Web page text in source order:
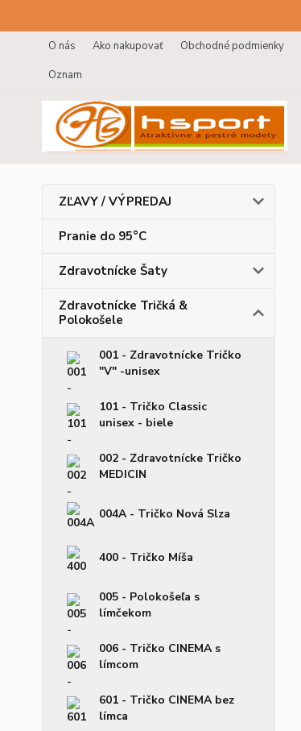
O nás Ako nakupovať Obchodné podmienky
Oznam
ZĽAVY / VÝPREDAJ
Pranie do 95°C
Zdravotnícke Šaty
Zdravotnícke Tričká &
Polokošele
001 - Zdravotnícke Tričko
"V" -unisex
101 - Tričko Classic
unisex - biele
002 - Zdravotnícke Tričko
MEDICIN
004A - Tričko Nová Slza
400 - Tričko Míša
005 - Polokošeľa s
límčekom
006 - Tričko CINEMA s
límcom
601 - Tričko CINEMA bez
límca